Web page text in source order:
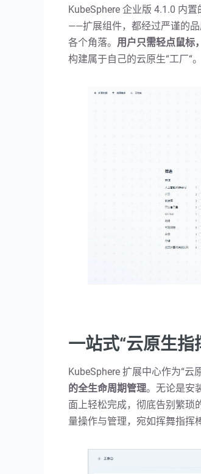
KubeSphere 企业版 4.1.0 内
——扩展组件，都经过严谨的
各个角落。 用户只需轻点鼠标
构建属于自己的云原生“工厂“。
一站式“云原生
KubeSphere 扩展中心作为“云
的全生命周期管理。无论是安
面上轻松完成，彻底告别繁琐
量操作与管理，宛如挥舞指挥